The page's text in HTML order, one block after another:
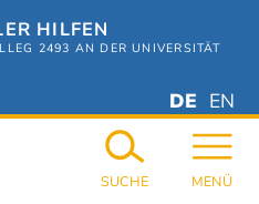
HILFEN
2493 AN DER UNIVERSITÄT
DEUTSCH
GERMAN
DE EN
MENÜ
SUCHE